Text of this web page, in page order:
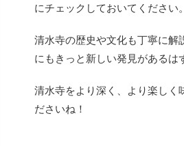
にチェックしておいてください。
清水寺の歴史や文化も丁寧に
にもきっと新しい発見があるは
清水寺をより深く、より楽しく
ださいね！